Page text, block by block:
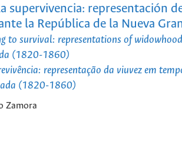
supervivencia: representación
la República de la Nueva
to survival: representations of
(1820-1860)
representação da viuvez em
(1820-1860)
Zamora